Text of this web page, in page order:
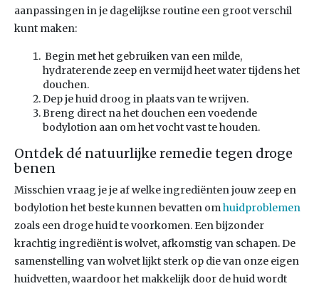
aanpassingen in je dagelijkse routine een groot verschil
kunt maken:
Begin met het gebruiken van een milde,
hydraterende zeep en vermijd heet water tijdens het
douchen.
Dep je huid droog in plaats van te wrijven.
Breng direct na het douchen een voedende
bodylotion aan om het vocht vast te houden.
Ontdek dé natuurlijke remedie tegen droge
benen
Misschien vraag je je af welke ingrediënten jouw zeep en
bodylotion het beste kunnen bevatten omhuidproblemen
zoals een droge huid te voorkomen. Een bijzonder
krachtig ingrediënt is wolvet, afkomstig van schapen. De
samenstelling van wolvet lijkt sterk op die van onze eigen
huidvetten, waardoor het makkelijk door de huid wordt